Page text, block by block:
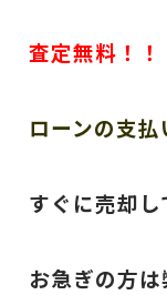
査定無料！
ローンの支
すぐに売却
お急ぎの方